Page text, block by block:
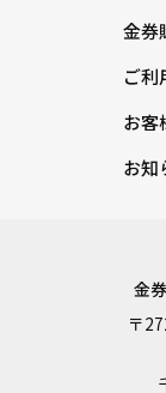
金券
ご利
お客
お知
金
〒